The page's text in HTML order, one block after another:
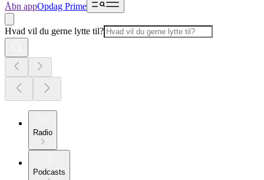
Åbn appOpdag Prime
Hvad vil du gerne lytte til?
Radio
Podcasts